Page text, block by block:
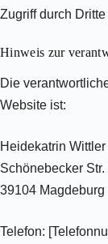
Zugriff durch
Hinweis zur
Die
Website ist:
Heidekatrin
Schönebecker Str.
39104 Magdeburg
Telefon: